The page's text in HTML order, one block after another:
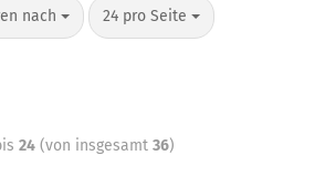
nach 24 pro Seite
24(von insgesamt 36)